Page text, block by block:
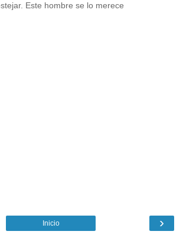
Este hombre se lo merece
›
Inicio